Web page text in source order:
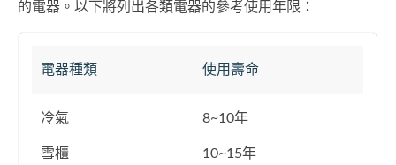
的電器。以下將列出各類電器的參考使用年限：
電器種類 使用壽命
冷氣 8~10年
雪櫃 10~15年